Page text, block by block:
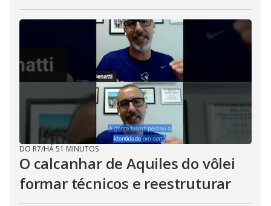
DO R7/HÁ 51 MINUTOS
O calcanhar de Aquiles do vôlei
formar técnicos e reestruturar